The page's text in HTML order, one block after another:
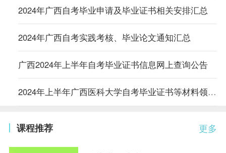
2024年广西自考毕业申请及毕业证书相关安排汇总
2024年广西自考实践考核、毕业论文通知汇总
广西2024年上半年自考毕业证书信息网上查询公告
2024年上半年广西医科大学自考毕业证书等材料领取通知
更多
课程推荐